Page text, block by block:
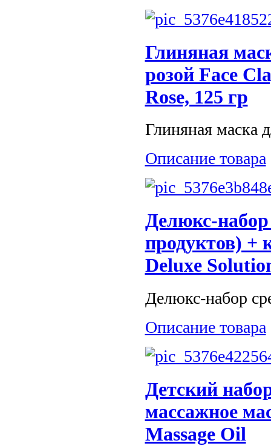
Глиняная
розой Face
Rose, 125 гр
Глиняная маска
Описание товара
Делюкс-
продуктов) +
Deluxe
Делюкс-набор
Описание товара
Детский
массажное
Massage Oil